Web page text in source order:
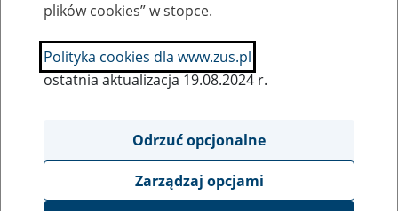
SZUKAJ
Ukryj wszystkie pozycje bazy
plików cookies” w stopce.
Polityka cookies dla www.zus.pl
ostatnia aktualizacja 19.08.2024 r.
Odrzuć opcjonalne
Zarządzaj opcjami